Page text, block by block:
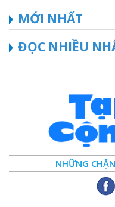
MỚI NHẤT
ĐỌC NHIỀU
NHỮNG